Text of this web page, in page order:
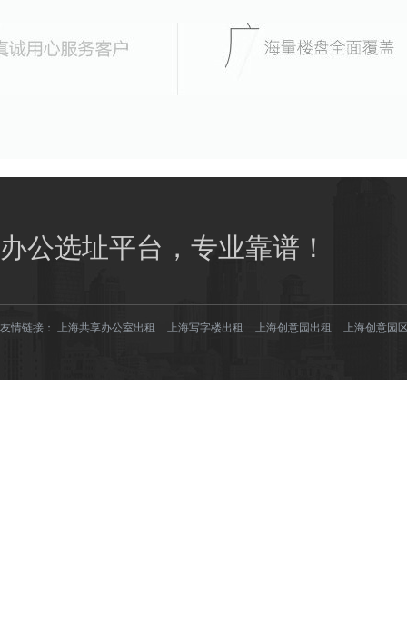
办公选址平台，专业靠谱！
友情链接： 上海共享办公室出租 上海写字楼出租 上海创意园出租 上海创意园